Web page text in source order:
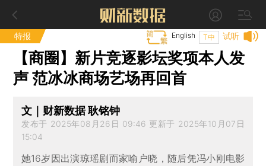
特报 试听
T中
English
【商圈】新片竞逐影坛奖项本人发
声 范冰冰商场艺场再回首
文｜财新数据 耿铭钟
发布于 2025年08月26日 09:46 更新于 2025年10月07日
15:04
她16岁因出演琼瑶剧而家喻户晓，随后凭冯小刚电影